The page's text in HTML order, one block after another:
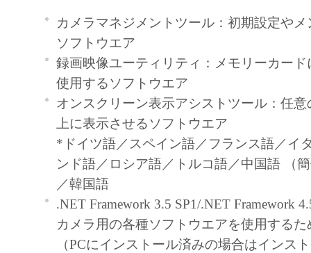
お客様は、「許諾ソフトウェア」
を修正、改変、逆コンパイル、逆
他リバースエンジニアリング等し
グラミング言語に変換することは
第三者にこのような行為をさせて
お客様は、「許諾ソフトウェア」
ンの著作権表示を変更、除去、ま
りません。
権利帰属
著作権を含む、「許諾ソフトウェア」
原および所有権は、その内容によりキ
ます
カメラマネジメントツール：初期設定や
ソフトウエア
録画映像ユーティリティ：メモリーカー
使用するソフトウエア
オンスクリーン表示アシストツール：任
上に表示させるソフトウエア
*ドイツ語／スペイン語／フランス語／イ
ンド語／ロシア語／トルコ語／中国語 （
／韓国語
.NET Framework 3.5 SP1/.NET Framework
カメラ用の各種ソフトウエアを使用する
（PCにインストール済みの場合はインス